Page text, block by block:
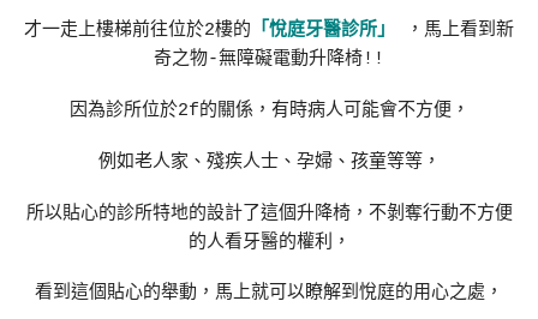
才一走上樓梯前往位於2樓的 「悅庭牙醫診所」
，馬上看到新
奇之物-無障礙電動升降椅!!
因為診所位於2f的關係，有時病人可能會不方便，
例如老人家、殘疾人士、孕婦、孩童等等，
所以貼心的診所特地的設計了這個升降椅，不剝奪行動不方便
的人看牙醫的權利，
看到這個貼心的舉動，馬上就可以瞭解到悅庭的用心之處，